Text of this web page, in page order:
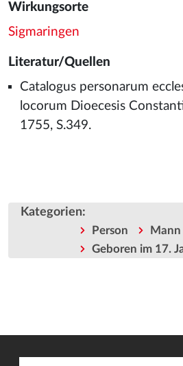
Wirkungsorte
Sigmaringen
Literatur/Quellen
Catalogus personarum
locorum Dioecesis
1755, S.349.
Kategorien:
Person
Mann
Geboren im 17.